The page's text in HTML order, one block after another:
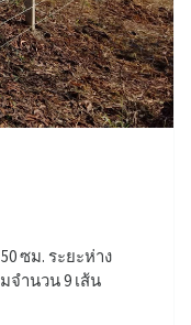
ซม. ระยะห่าง
จำนวน 9 เส้น